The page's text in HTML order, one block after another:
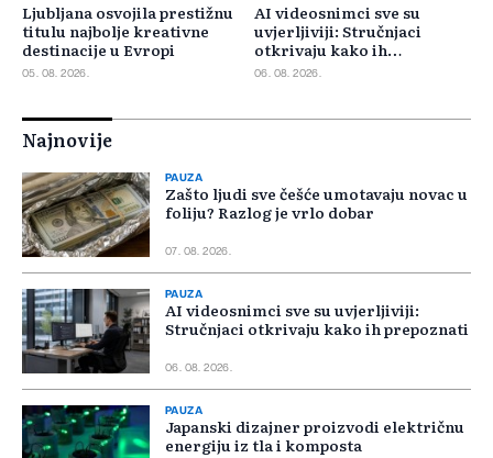
Ljubljana osvojila prestižnu
titulu najbolje kreativne
destinacije u Evropi
05. 08. 2026.
AI videosnimci sve su
uvjerljiviji: Stručnjaci
otkrivaju kako ih
prepoznati
06. 08. 2026.
Najnovije
PAUZA
Zašto ljudi sve češće umotavaju novac u
foliju? Razlog je vrlo dobar
07. 08. 2026.
PAUZA
AI videosnimci sve su uvjerljiviji:
Stručnjaci otkrivaju kako ih prepoznati
06. 08. 2026.
PAUZA
Japanski dizajner proizvodi električnu
energiju iz tla i komposta